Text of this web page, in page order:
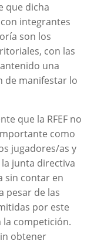
que dicha
integrantes
son los
con las
una
de manifestar lo
que la RFEF no
como
jugadores/as y
junta directiva
sin contar en
pesar de las
por este
la competición.
obtener